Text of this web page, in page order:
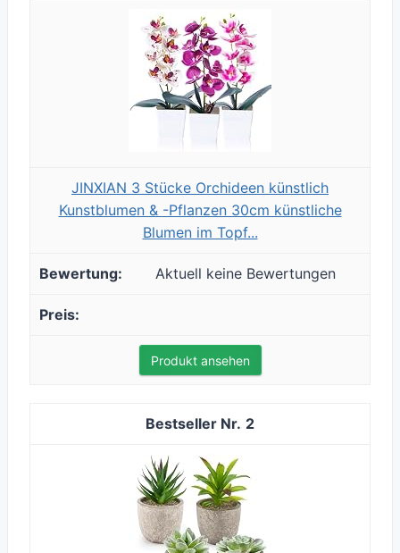
JINXIAN 3 Stücke Orchideen künstlich
Kunstblumen & -Pflanzen 30cm künstliche
Blumen im Topf...
Aktuell keine Bewertungen
Produkt ansehen
2